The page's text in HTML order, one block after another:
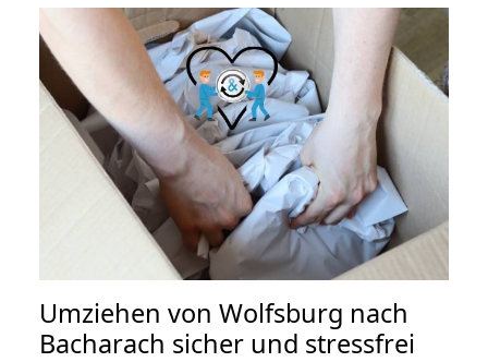
Umziehen von Wolfsburg nach
Bacharach sicher und stressfrei